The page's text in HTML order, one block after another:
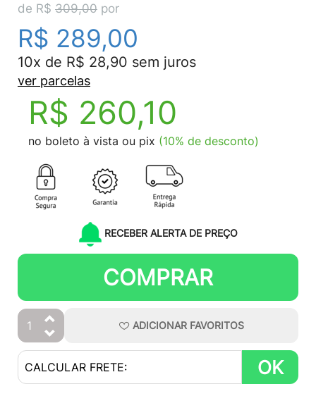
de R$ 309,00 por
R$ 289,00
10x de R$ 28,90 sem juros
ver parcelas
R$ 260,10
no boleto à vista ou pix (10% de desconto)
RECEBER ALERTA DE PREÇO
COMPRAR
ADICIONAR FAVORITOS
OK